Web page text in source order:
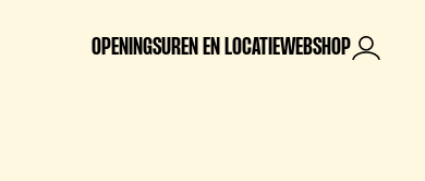
OPENINGSUREN EN LOCATIEWEBSHOP